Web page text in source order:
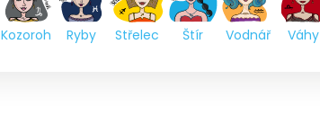
Kozoroh Ryby Střelec Štír Vodnář Váhy